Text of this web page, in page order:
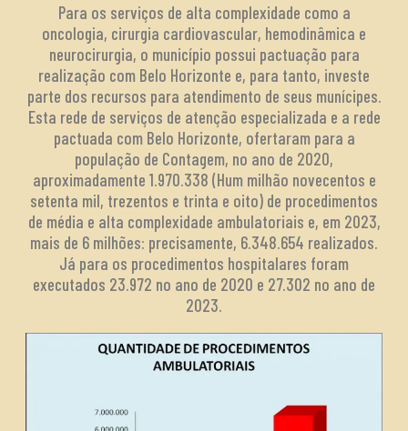
Para os serviços de alta complexidade como a
oncologia, cirurgia cardiovascular, hemodinâmica e
neurocirurgia, o município possui pactuação para
realização com Belo Horizonte e, para tanto, investe
parte dos recursos para atendimento de seus munícipes.
Esta rede de serviços de atenção especializada e a rede
pactuada com Belo Horizonte, ofertaram para a
população de Contagem, no ano de 2020,
aproximadamente 1.970.338 (Hum milhão novecentos e
setenta mil, trezentos e trinta e oito) de procedimentos
de média e alta complexidade ambulatoriais e, em 2023,
mais de 6 milhões: precisamente, 6.348.654 realizados.
Já para os procedimentos hospitalares foram
executados 23.972 no ano de 2020 e 27.302 no ano de
2023.